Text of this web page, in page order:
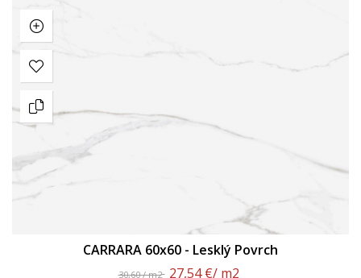
CARRARA 60x60 - Lesklý Povrch
30,60 / m2 27,54 €/ m2